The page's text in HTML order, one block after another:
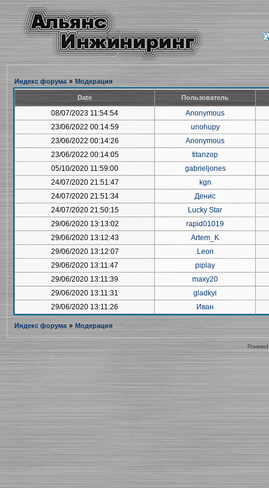
Индекс форума » Модерация
Date Пользователь
08/07/2023 11:54:54
Anonymous
23/06/2022 00:14:59
unohupy
23/06/2022 00:14:26
Anonymous
23/06/2022 00:14:05
titanzop
05/10/2020 11:59:00
gabrieljones
24/07/2020 21:51:47
kgn
24/07/2020 21:51:34
Денис
24/07/2020 21:50:15
Lucky Star
29/06/2020 13:13:02
rapid01019
29/06/2020 13:12:43
Artem_K
29/06/2020 13:12:07
Leon
29/06/2020 13:11:47
piplay
29/06/2020 13:11:39
maxy20
29/06/2020 13:11:31
gladkyi
29/06/2020 13:11:26
Иван
Индекс форума » Модерация